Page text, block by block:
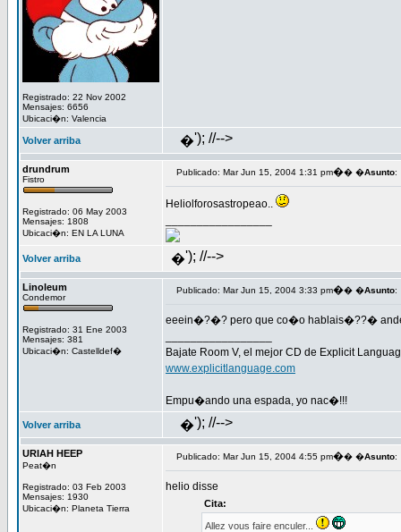
Registrado: 22 Nov 2002
Mensajes: 6656
Ubicaci�n: Valencia
Volver arriba �'); //-->
drundrum
Fistro
Registrado: 06 May 2003
Mensajes: 1808
Ubicaci�n: EN LA LUNA
Publicado: Mar Jun 15, 2004 1:31 pm�� �Asunto:
Heliolforosastropeao..
Volver arriba �'); //-->
Linoleum
Condemor
Registrado: 31 Ene 2003
Mensajes: 381
Ubicaci�n: Castelldef�
Publicado: Mar Jun 15, 2004 3:33 pm�� �Asunto:
eeein�?�? pero que co�o hablais�??�
Bajate Room V, el mejor CD de Explicit
www.explicitlanguage.com
Empu�ando una espada, yo nac�!!!
Volver arriba �'); //-->
URIAH HEEP
Peat�n
Registrado: 03 Feb 2003
Mensajes: 1930
Ubicaci�n: Planeta Tierra
Publicado: Mar Jun 15, 2004 4:55 pm�� �Asunto:
helio disse
Cita:
Allez vous faire enculer...